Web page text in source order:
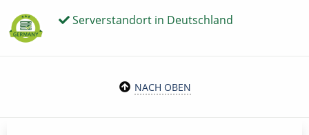
Serverstandort in Deutschland
NACH OBEN